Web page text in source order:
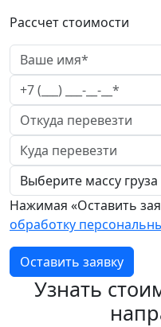
Рассчет стоимости
Нажимая «Оставить
обработку
Оставить заявку
Узнать